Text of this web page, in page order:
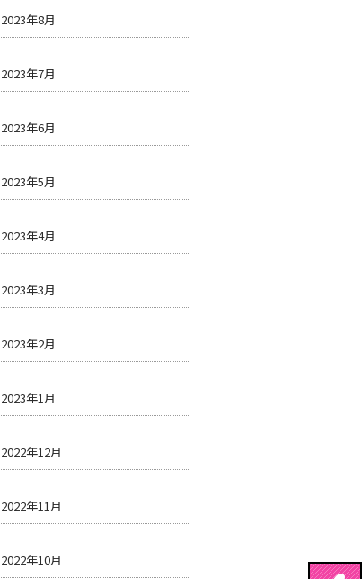
2023年8月
2023年7月
2023年6月
2023年5月
2023年4月
2023年3月
2023年2月
2023年1月
2022年12月
2022年11月
2022年10月